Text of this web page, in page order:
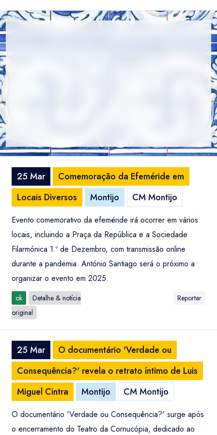
25 Mar
Comemoração da Efeméride em
Locais Diversos
Montijo CM Montijo
Evento comemorativo da efeméride irá ocorrer em vários
locais, incluindo a Praça da República e a Sociedade
Filarmónica 1.º de Dezembro, com transmissão online
durante a pandemia. António Santiago será o próximo a
organizar o evento em 2025.
ok
Detalhe & notícia
original
Reportar
25 Mar
O documentário 'Verdade ou
Consequência?' revela o retrato íntimo de Luis
Miguel Cintra
Montijo CM Montijo
O documentário 'Verdade ou Consequência?' surge após
o encerramento do Teatro da Cornucópia, dedicado ao